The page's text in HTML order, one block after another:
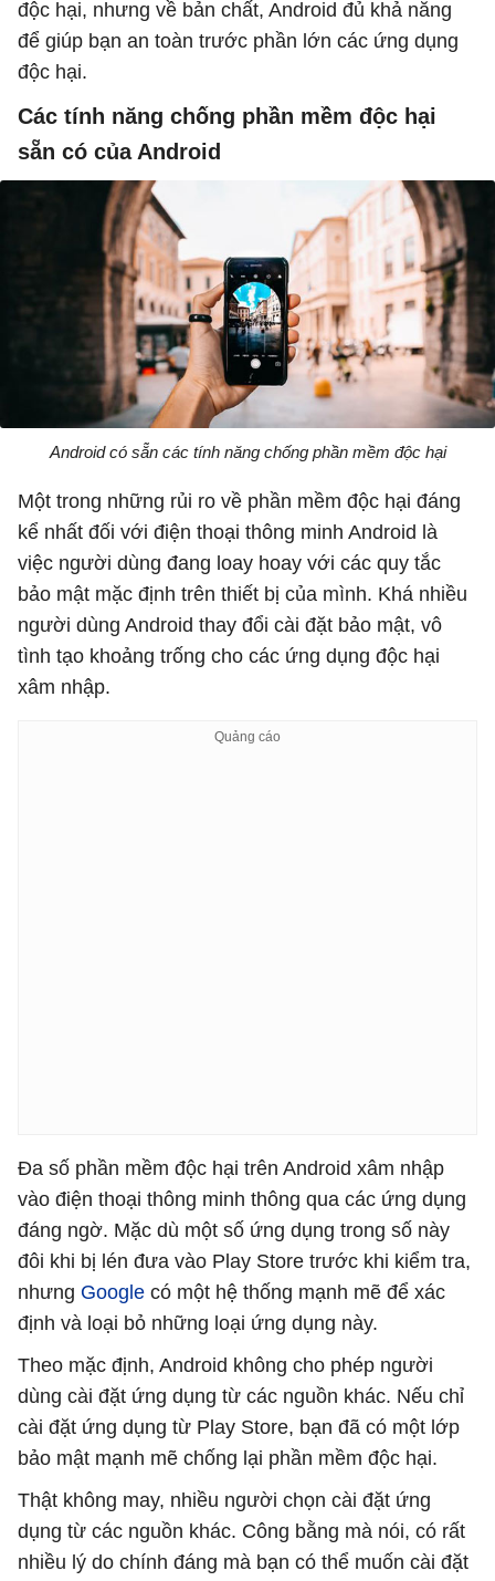
độc hại, nhưng về bản chất, Android đủ khả năng
để giúp bạn an toàn trước phần lớn các ứng dụng
độc hại.
Các tính năng chống phần mềm độc hại
sẵn có của Android
Android có sẵn các tính năng chống phần mềm độc hại
Một trong những rủi ro về phần mềm độc hại đáng
kể nhất đối với điện thoại thông minh Android là
việc người dùng đang loay hoay với các quy tắc
bảo mật mặc định trên thiết bị của mình. Khá nhiều
người dùng Android thay đổi cài đặt bảo mật, vô
tình tạo khoảng trống cho các ứng dụng độc hại
xâm nhập.
Đa số phần mềm độc hại trên Android xâm nhập
vào điện thoại thông minh thông qua các ứng dụng
đáng ngờ. Mặc dù một số ứng dụng trong số này
đôi khi bị lén đưa vào Play Store trước khi kiểm tra,
nhưng Google có một hệ thống mạnh mẽ để xác
định và loại bỏ những loại ứng dụng này.
Theo mặc định, Android không cho phép người
dùng cài đặt ứng dụng từ các nguồn khác. Nếu chỉ
cài đặt ứng dụng từ Play Store, bạn đã có một lớp
bảo mật mạnh mẽ chống lại phần mềm độc hại.
Thật không may, nhiều người chọn cài đặt ứng
dụng từ các nguồn khác. Công bằng mà nói, có rất
nhiều lý do chính đáng mà bạn có thể muốn cài đặt